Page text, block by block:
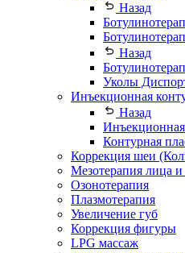
Назад
Назад
Уколы
Инъекционная
Назад
Инъекционная
Контурная
Коррекция шеи
Мезотерапия лица и
Озонотерапия
Плазмотерапия
Увеличение губ
Коррекция фигуры
LPG массаж